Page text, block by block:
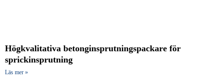
Högkvalitativa betonginsprutningspackare för
sprickinsprutning
Läs mer »